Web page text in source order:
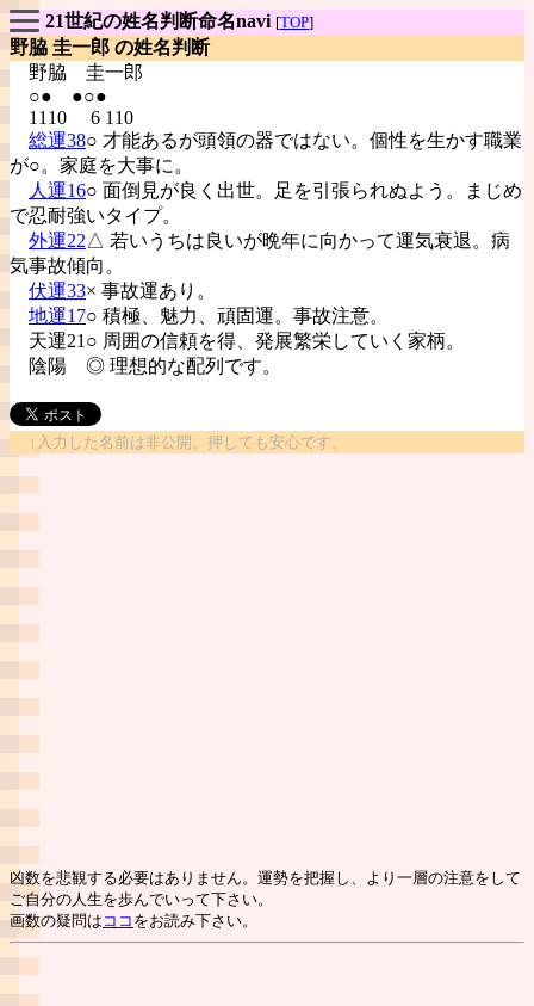
21世紀の姓名判断命名navi [TOP]
野脇 圭一郎 の姓名判断
野脇 圭一郎
○● ●○●
1110 6 110
総運38○ 才能あるが頭領の器ではない。個性を生かす職業
が○。家庭を大事に。
人運16○ 面倒見が良く出世。足を引張られぬよう。まじめ
で忍耐強いタイプ。
外運22△ 若いうちは良いが晩年に向かって運気衰退。病
気事故傾向。
伏運33× 事故運あり。
地運17○ 積極、魅力、頑固運。事故注意。
天運21○ 周囲の信頼を得、発展繁栄していく家柄。
陰陽 ◎ 理想的な配列です。
↑入力した名前は非公開。押しても安心です。
凶数を悲観する必要はありません。運勢を把握し、より一層の注意をして
ご自分の人生を歩んでいって下さい。
画数の疑問は ココ をお読み下さい。